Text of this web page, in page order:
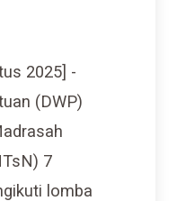
2025] -
(DWP)
7
lomba